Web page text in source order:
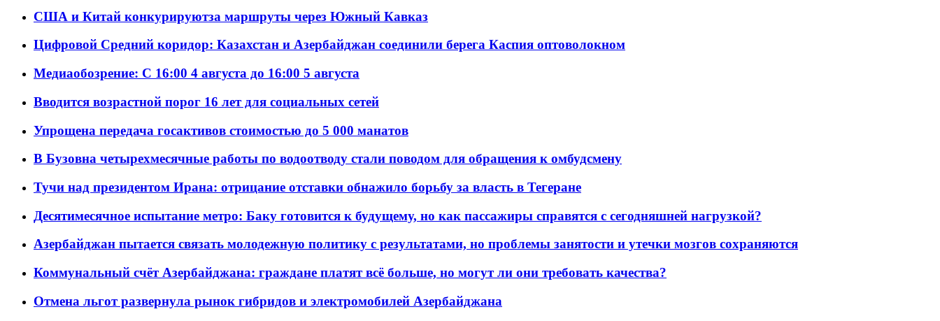
США и Китай конкурируютза маршруты через Южный Кавказ
Цифровой Средний коридор: Казахстан и Азербайджан соединили берега Каспия оптоволокном
Медиаобозрение: С 16:00 4 августа до 16:00 5 августа
Вводится возрастной порог 16 лет для социальных сетей
Упрощена передача госактивов стоимостью до 5 000 манатов
В Бузовна четырехмесячные работы по водоотводу стали поводом для обращения к омбудсмену
Тучи над президентом Ирана: отрицание отставки обнажило борьбу за власть в Тегеране
Десятимесячное испытание метро: Баку готовится к будущему, но как пассажиры справятся с сегодняшней нагрузкой?
Азербайджан пытается связать молодежную политику с результатами, но проблемы занятости и утечки мозгов сохраняются
Коммунальный счёт Азербайджана: граждане платят всё больше, но могут ли они требовать качества?
Отмена льгот развернула рынок гибридов и электромобилей Азербайджана